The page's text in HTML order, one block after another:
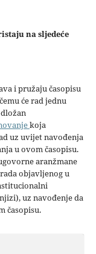
na sljedeće
i pružaju časopisu
će rad jednu
koja
uz uvijet navođenja
u ovom časopisu.
aranžmane
objavljenog u
uz navođenje da
časopisu.